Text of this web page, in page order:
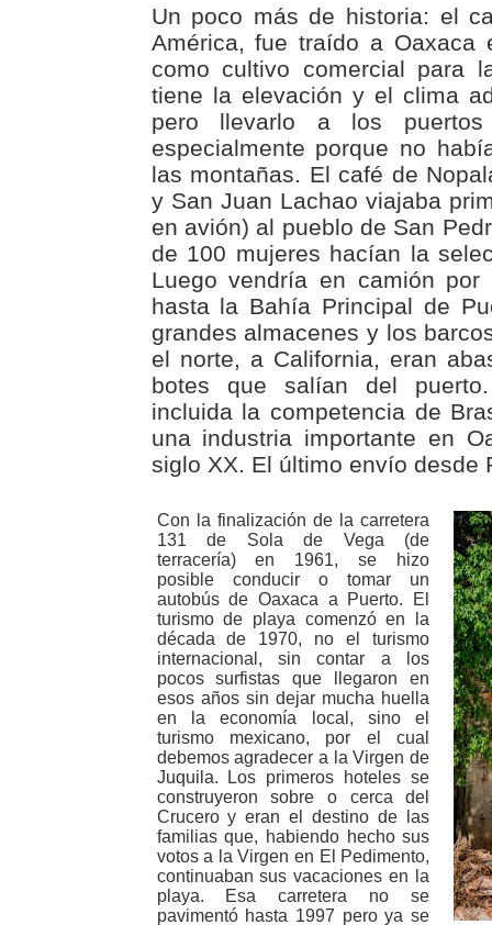
Un poco más de historia: el
América, fue traído a Oaxaca
como cultivo comercial para
tiene la elevación y el clima
pero llevarlo a los
especialmente porque no
las montañas. El café de
y San Juan Lachao viajaba
en avión) al pueblo de San
de 100 mujeres hacían la
Luego vendría en camión por
hasta la Bahía Principal de
grandes almacenes y los
el norte, a California, eran
botes que salían del
incluida la competencia de
una industria importante en
siglo XX. El último envío desde
Con la finalización de la carretera
131 de Sola de Vega (de
terracería) en 1961, se hizo
posible conducir o tomar un
autobús de Oaxaca a Puerto. El
turismo de playa comenzó en la
década de 1970, no el turismo
internacional, sin contar a los
pocos surfistas que llegaron en
esos años sin dejar mucha huella
en la economía local, sino el
turismo mexicano, por el cual
debemos agradecer a la Virgen de
Juquila. Los primeros hoteles se
construyeron sobre o cerca del
Crucero y eran el destino de las
familias que, habiendo hecho sus
votos a la Virgen en El Pedimento,
continuaban sus vacaciones en la
playa. Esa carretera no se
pavimentó hasta 1997 pero ya se